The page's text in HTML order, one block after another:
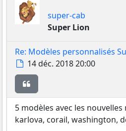
super-cab
Super Lion
Re: Modèles personnalisés
Message
14 déc. 2018 20:00
5 modèles avec les
karlova, corail, washington,